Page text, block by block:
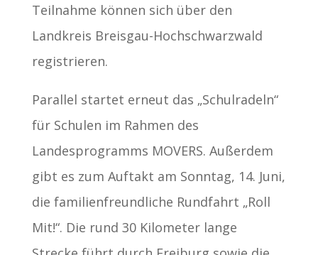
Teilnahme können sich über den
Landkreis Breisgau-Hochschwarzwald
registrieren.
Parallel startet erneut das „Schulradeln“
für Schulen im Rahmen des
Landesprogramms MOVERS. Außerdem
gibt es zum Auftakt am Sonntag, 14. Juni,
die familienfreundliche Rundfahrt „Roll
Mit!“. Die rund 30 Kilometer lange